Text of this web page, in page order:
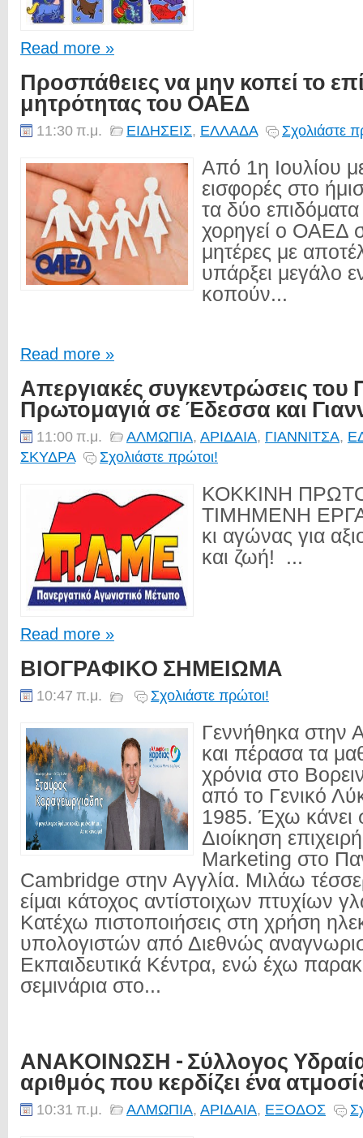
Read more »
Προσπάθειες να μην κοπεί το
μητρότητας του ΟΑΕΔ
11:30 π.μ. ΕΙΔΗΣΕΙΣ, ΕΛΛΑΔΑ Σχολιάστε
Από 1η Ιουλίου
εισφορές στο
τα δύο
χορηγεί ο ΟΑΕΔ
μητέρες με
υπάρξει μεγάλο
κοπούν...
Read more »
Απεργιακές συγκεντρώσεις του
Πρωτομαγιά σε Έδεσσα και
11:00 π.μ. ΑΛΜΩΠΙΑ, ΑΡΙΔΑΙΑ, ΓΙΑΝΝΙΤΣΑ,
ΣΚΥΔΡΑ
Σχολιάστε πρώτοι!
ΚΟΚΚΙΝΗ
ΤΙΜΗΜΕΝΗ
κι αγώνας για
και ζωή! ...
Read more »
ΒΙΟΓΡΑΦΙΚΟ ΣΗΜΕΙΩΜΑ
10:47 π.μ. Σχολιάστε πρώτοι!
Γεννήθηκα στην
και πέρασα τα
χρόνια στο
από το Γενικό
1985. Έχω κάνει
Διοίκηση
Marketing στο
Cambridge στην Αγγλία. Μιλάω
είμαι κάτοχος αντίστοιχων πτυχίων
Κατέχω πιστοποιήσεις στη χρήση
υπολογιστών από Διεθνώς
Εκπαιδευτικά Κέντρα, ενώ έχω
σεμινάρια στο...
ΑΝΑΚΟΙΝΩΣΗ - Σύλλογος
αριθμός που κερδίζει ένα
10:31 π.μ. ΑΛΜΩΠΙΑ, ΑΡΙΔΑΙΑ, ΕΞΟΔΟΣ